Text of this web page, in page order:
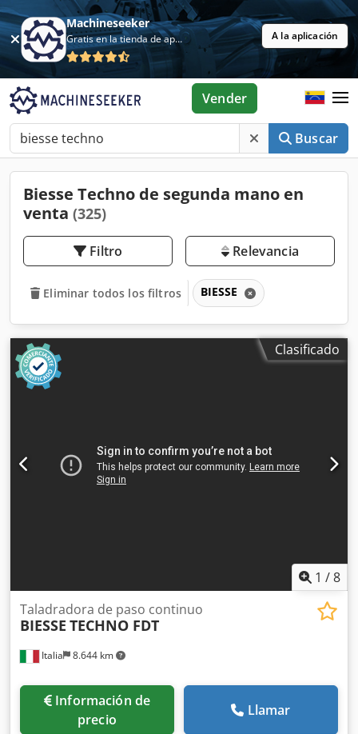
Machineseeker
Gratis en la tienda de aplicaciones A la aplicación
Buscar
Vender
Biesse Techno de segunda mano en
venta (325)
Filtro Relevancia
Eliminar todos los filtros BIESSE
Clasificado
1 /8
Italia 8.644 km
Taladradora de paso continuo
BIESSE TECHNO FDT
Información de
precio
Llamar